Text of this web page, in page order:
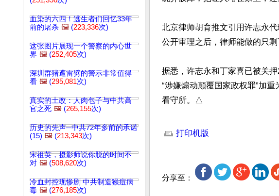
血染的六四！逃生者们回忆33年
前的屠杀 🖼️ (223,336次)
这张图片展现一个警察的内心世
界 🖼️ (252,405次)
深圳群猪遭雷劈的警示非常值得
看 🖼️ (295,081次)
真实的土改：人肉包子与中共高
官之死 🖼️ (265,155次)
历史的先声─中共72年多前的承诺
(15) 🖼️ (213,343次)
宋祖英，摄影师说你脱的时间不
对 🖼️ (508,620次)
冷血封控现惨剧 中共制造猴痘病
毒 🖼️ (276,185次)
北京律师胡育推文引用许志永
公开审理之后，律师能做的只
据悉，许志永和丁家喜已被关
“涉嫌煽动颠覆国家政权罪”加
看守所。△
打印机版
分享至：